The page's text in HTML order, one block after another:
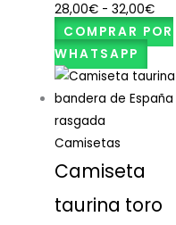
28,00€ - 32,00€
COMPRAR POR
WHATSAPP
Camisetas
Camiseta
taurina toro